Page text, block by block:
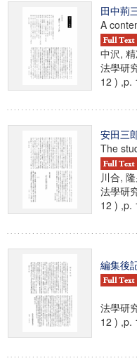
田中荊
A
中沢,
法學研
12 ) ,p.
安田三
The
川合,
法學研
12 ) ,p.
編集後
法學研
12 ) ,p.